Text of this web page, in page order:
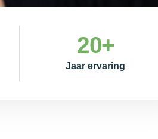
Jaar ervaring
20+